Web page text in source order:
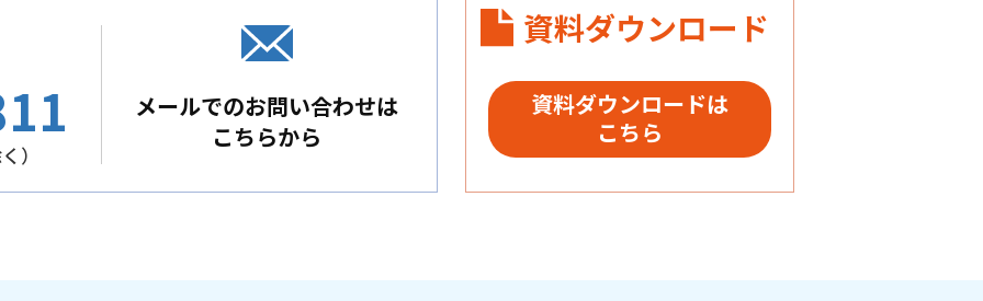
）
メールでのお問い合わせは
こちらから
資料ダウンロード
資料ダウンロードは
こちら